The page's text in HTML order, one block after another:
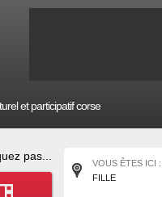
et participatif corse
pas...
VOUS ÊTES ICI :
FILLE